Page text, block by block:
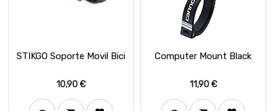
STIKGO Soporte Movil Bici
10,90€
Computer Mount Black
11,90€